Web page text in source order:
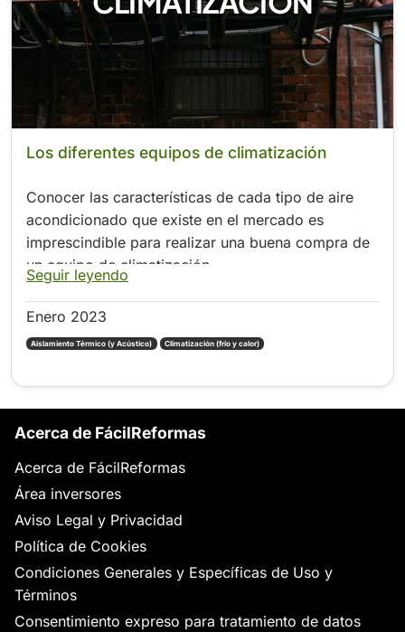
Los diferentes equipos de climatización
Conocer las características de cada tipo de aire
acondicionado que existe en el mercado es
imprescindible para realizar una buena compra de
un equipo de climatización.
Seguir leyendo
Enero 2023
Aislamiento Térmico (y Acústico) Climatización (frío y calor)
Acerca de FácilReformas
Acerca de FácilReformas
Área inversores
Aviso Legal y Privacidad
Política de Cookies
Condiciones Generales y Específicas de Uso y
Términos
Consentimiento expreso para tratamiento de datos